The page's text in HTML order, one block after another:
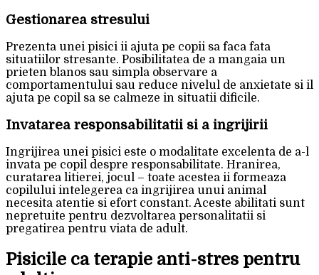
Gestionarea stresului
Prezenta unei pisici ii ajuta pe copii sa faca fata
situatiilor stresante. Posibilitatea de a mangaia un
prieten blanos sau simpla observare a
comportamentului sau reduce nivelul de anxietate si il
ajuta pe copil sa se calmeze in situatii dificile.
Invatarea responsabilitatii si a ingrijirii
Ingrijirea unei pisici este o modalitate excelenta de a-l
invata pe copil despre responsabilitate. Hranirea,
curatarea litierei, jocul – toate acestea ii formeaza
copilului intelegerea ca ingrijirea unui animal
necesita atentie si efort constant. Aceste abilitati sunt
nepretuite pentru dezvoltarea personalitatii si
pregatirea pentru viata de adult.
Pisicile ca terapie anti-stres pentru